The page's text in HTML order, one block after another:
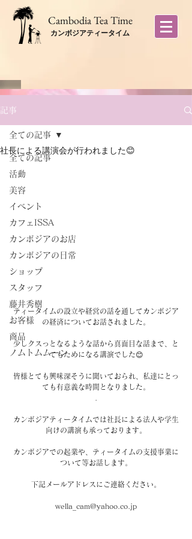
​Cambodia Tea Time
カンボジアティータイム
記事
全ての記事
活動
美容
イベント
カフェISSA
カンボジアのお店
カンボジアの日常
ショップ
スタッフ
藤井秀樹
お客様
商品
ノムトムムーン
全ての記事
社長による講演会が行われました😊
ティータイムの設立や経営の話を通してカンボジア
の経済についてお話されました。
少しクスっとなるような話から真面目な話まで、と
てもためになる講演でした😊
皆様とても興味深そうに聞いておられ、私達にとっ
ても有意義な時間となりました。
カンボジアティータイムでは社長による法人や学生
向けの講演も承っております。
カンボジアでの起業や、ティータイムの支援事業に
ついて等お話します。
下記メールアドレスにご連絡ください。
wella_cam@yahoo.co.jp